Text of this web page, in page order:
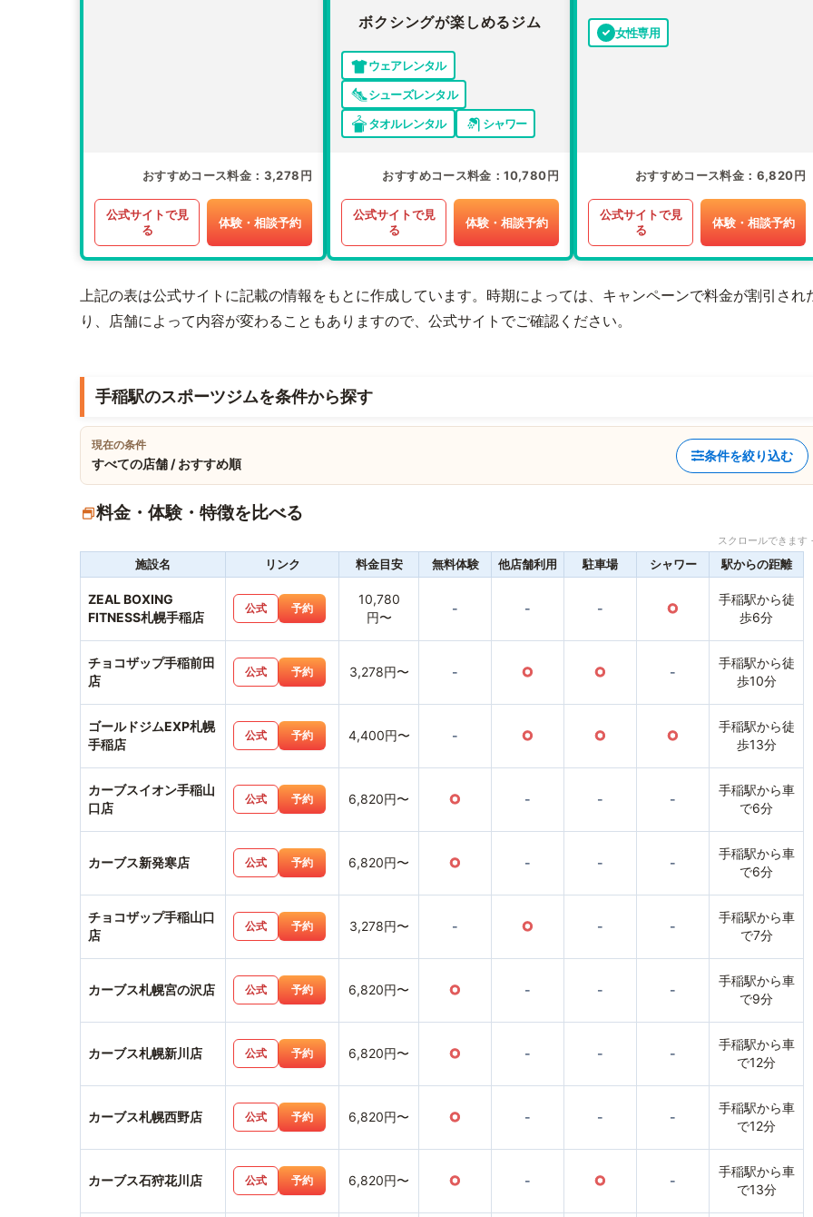
おすすめコース料金 3,278円
公式サイトで見
る
体験・相談予約
ボクシングが楽しめるジム
ウェアレンタル
シューズレンタル
タオルレンタル
シャワー
おすすめコース料金 10,780円
公式サイトで見
る
体験・相談予約
女性専用
おすすめコース料金 6,820円
公式サイトで見
る
体験・相談予約
上記の表は公式サイトに記載の情報をもとに作成しています。時期によっては、キャンペーンで料金が割引され
り、店舗によって内容が変わることもありますので、公式サイトでご確認ください。
手稲駅のスポーツジムを条件から探す
現在の条件
すべての店舗 / おすすめ順
条件を絞り込む
料金・体験・特徴を比べる
スクロールできま
施設名 リンク 料金目安 無料体験 他店舗利用 駐車場 シャワー 駅からの距離
ZEAL BOXING
FITNESS札幌手稲店
公式 予約
10,780
円〜
- - - ○
手稲駅から徒
歩6分
チョコザップ手稲前田
店
公式 予約 3,278円〜 - ○ ○ -
手稲駅から徒
歩10分
ゴールドジムEXP札幌
手稲店
公式 予約 4,400円〜 - ○ ○ ○
手稲駅から徒
歩13分
カーブスイオン手稲山
口店
公式 予約 6,820円〜 ○ - - -
手稲駅から車
で6分
カーブス新発寒店 公式 予約 6,820円〜 ○ - - -
手稲駅から車
で6分
チョコザップ手稲山口
店
公式 予約 3,278円〜 - ○ - -
手稲駅から車
で7分
カーブス札幌宮の沢店 公式 予約 6,820円〜 ○ - - -
手稲駅から車
で9分
カーブス札幌新川店 公式 予約 6,820円〜 ○ - - -
手稲駅から車
で12分
カーブス札幌西野店 公式 予約 6,820円〜 ○ - - -
手稲駅から車
で12分
カーブス石狩花川店 公式 予約 6,820円〜 ○ - ○ -
手稲駅から車
で13分